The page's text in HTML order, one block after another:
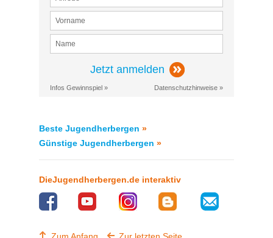
Jetzt anmelden
Infos Gewinnspiel » Datenschutzhinweise »
Beste Jugendherbergen »
Günstige Jugendherbergen »
DieJugendherbergen.de interaktiv